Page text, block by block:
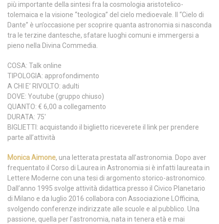
più importante della sintesi fra la cosmologia aristotelico-
tolemaica e la visione “teologica” del cielo medioevale. Il “Cielo di
Dante” è un’occasione per scoprire quanta astronomia si nasconda
tra le terzine dantesche, sfatare luoghi comuni e immergersi a
pieno nella Divina Commedia.
COSA: Talk online
TIPOLOGIA: approfondimento
A CHI E’ RIVOLTO: adulti
DOVE: Youtube (gruppo chiuso)
QUANTO: € 6,00 a collegamento
DURATA: 75′
BIGLIETTI: acquistando il biglietto riceverete il link per prendere
parte all’attività
Monica Aimone, una letterata prestata all’astronomia. Dopo aver
frequentato il Corso di Laurea in Astronomia si è infatti laureata in
Lettere Moderne con una tesi di argomento storico-astronomico.
Dall’anno 1995 svolge attività didattica presso il Civico Planetario
di Milano e da luglio 2016 collabora con Associazione LOfficina,
svolgendo conferenze indirizzate alle scuole e al pubblico. Una
passione, quella per l’astronomia, nata in tenera età e mai